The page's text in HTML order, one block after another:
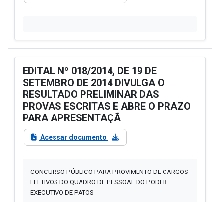
EDITAL Nº 018/2014, DE 19 DE
SETEMBRO DE 2014 DIVULGA O
RESULTADO PRELIMINAR DAS
PROVAS ESCRITAS E ABRE O PRAZO
PARA APRESENTAÇÃ
Acessar documento
CONCURSO PÚBLICO PARA PROVIMENTO DE CARGOS
EFETIVOS DO QUADRO DE PESSOAL DO PODER
EXECUTIVO DE PATOS